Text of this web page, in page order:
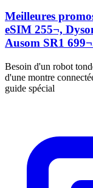
Meilleures
eSIM 255¬,
Ausom SR1
Besoin d'un robot
d'une montre
guide spécial